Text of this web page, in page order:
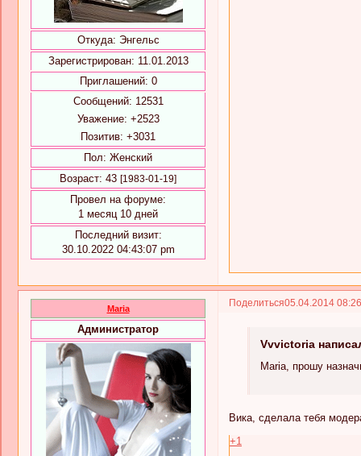
Откуда: Энгельс
Зарегистрирован: 11.01.2013
Приглашений: 0
Сообщений: 12531
Уважение: +2523
Позитив: +3031
Пол: Женский
Возраст: 43 [1983-01-19]
Провел на форуме:
1 месяц 10 дней
Последний визит:
30.10.2022 04:43:07 pm
Поделиться05.04.2014
Maria
Администратор
Vvvictoria
Maria, прошу
Вика, сделала тебя
+1